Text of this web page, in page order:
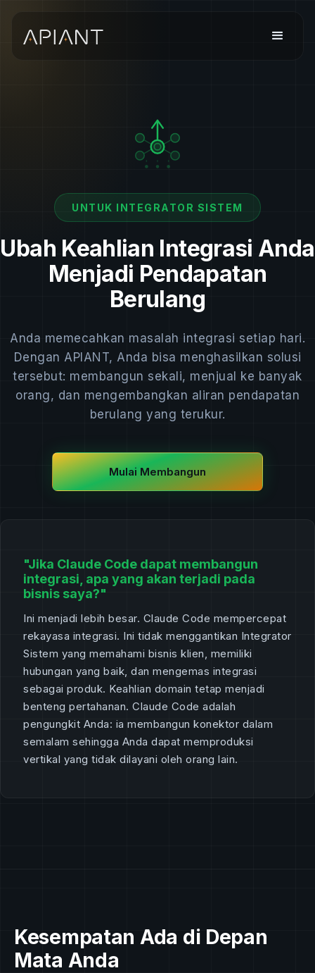
UNTUK INTEGRATOR SISTEM
Ubah Keahlian Integrasi Anda
Menjadi Pendapatan
Berulang
Anda memecahkan masalah integrasi setiap hari.
Dengan APIANT, Anda bisa menghasilkan solusi
tersebut: membangun sekali, menjual ke banyak
orang, dan mengembangkan aliran pendapatan
berulang yang terukur.
Mulai Membangun
"Jika Claude Code dapat membangun
integrasi, apa yang akan terjadi pada
bisnis saya?"
Ini menjadi lebih besar. Claude Code mempercepat
rekayasa integrasi. Ini tidak menggantikan Integrator
Sistem yang memahami bisnis klien, memiliki
hubungan yang baik, dan mengemas integrasi
sebagai produk. Keahlian domain tetap menjadi
benteng pertahanan. Claude Code adalah
pengungkit Anda: ia membangun konektor dalam
semalam sehingga Anda dapat memproduksi
vertikal yang tidak dilayani oleh orang lain.
Kesempatan Ada di Depan
Mata Anda